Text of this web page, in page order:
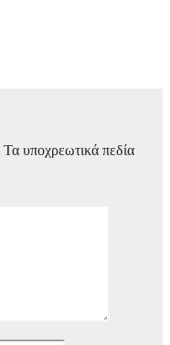
Τα υποχρεωτικά πεδία